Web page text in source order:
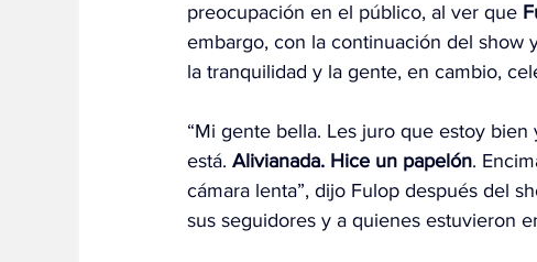
preocupación en el público, al ver que
embargo, con la continuación del show
la tranquilidad y la gente, en cambio,
“Mi gente bella. Les juro que estoy
está. Alivianada. Hice un papelón.
cámara lenta”, dijo Fulop después del
sus seguidores y a quienes estuvieron